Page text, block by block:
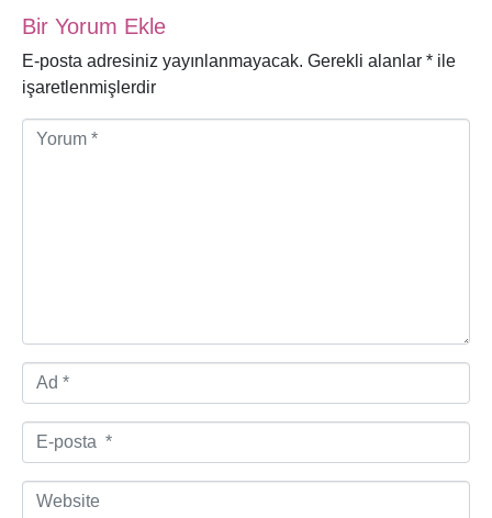
Bir Yorum Ekle
E-posta adresiniz yayınlanmayacak. Gerekli alanlar * ile
işaretlenmişlerdir
d
*
-
pW